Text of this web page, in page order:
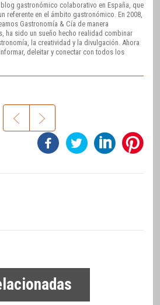
gastronómico colaborativo en España, que
referente en el ámbito gastronómico. En 2008,
Gastronomía & Cía de manera
ha sido un sueño hecho realidad combinar
la creatividad y la divulgación. Ahora
deleitar y conectar con todos los